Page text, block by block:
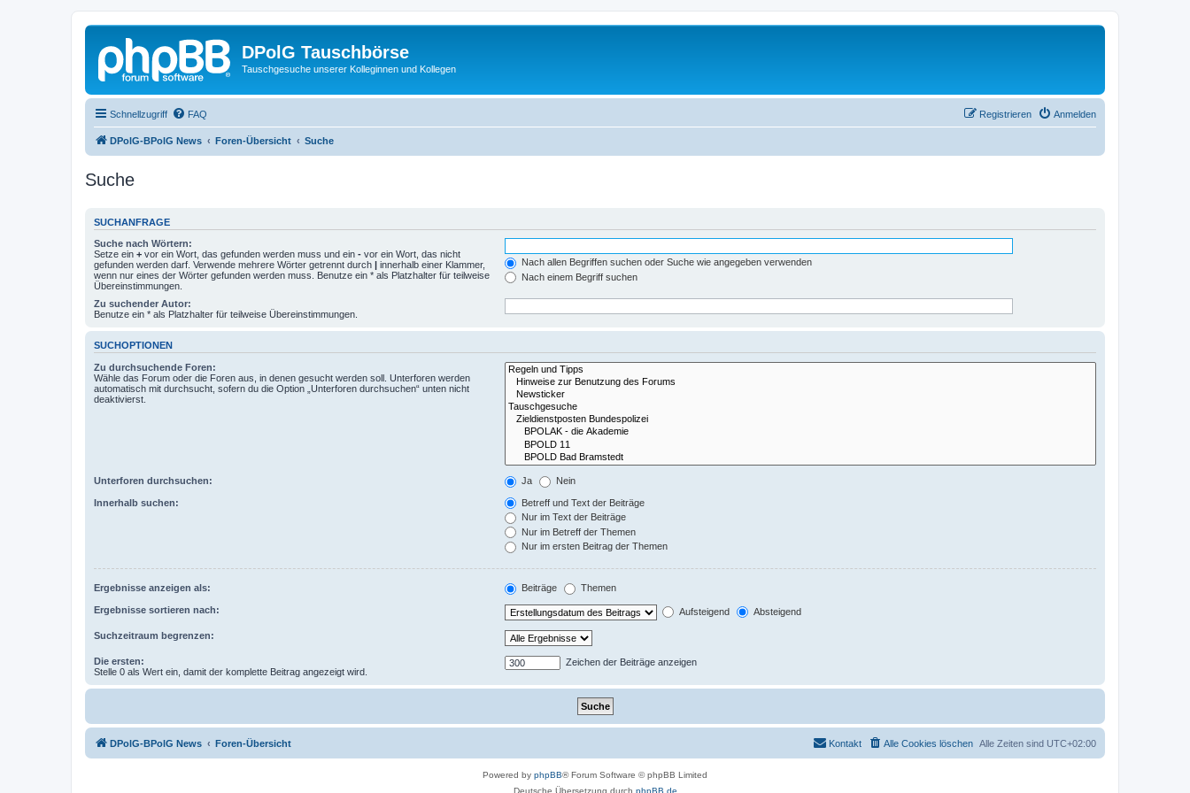
DPolG Tauschbörse
Tauschgesuche unserer Kolleginnen und Kollegen
Schnellzugriff FAQ Anmelden
Registrieren
DPolG-BPolG News Foren-Übersicht Suche
Suche
SUCHANFRAGE
Suche nach Wörtern:
Setze ein + vor ein Wort, das gefunden werden muss und ein - vor ein Wort, das nicht
gefunden werden darf. Verwende mehrere Wörter getrennt durch | innerhalb einer Klammer,
wenn nur eines der Wörter gefunden werden muss. Benutze ein * als Platzhalter für teilweise
Übereinstimmungen.
Nach allen Begriffen suchen oder Suche wie angegeben verwenden
Nach einem Begriff suchen
Zu suchender Autor:
Benutze ein * als Platzhalter für teilweise Übereinstimmungen.
SUCHOPTIONEN
Zu durchsuchende Foren:
Wähle das Forum oder die Foren aus, in denen gesucht werden soll. Unterforen werden
automatisch mit durchsucht, sofern du die Option „Unterforen durchsuchen“ unten nicht
deaktivierst.
Unterforen durchsuchen: Ja Nein
Innerhalb suchen:
Betreff und Text der Beiträge
Nur im Text der Beiträge
Nur im Betreff der Themen
Nur im ersten Beitrag der Themen
Ergebnisse anzeigen als: Beiträge Themen
Ergebnisse sortieren nach: Aufsteigend Absteigend
Suchzeitraum begrenzen:
Die ersten:
Stelle 0 als Wert ein, damit der komplette Beitrag angezeigt wird.
Zeichen der Beiträge anzeigen
DPolG-BPolG News Foren-Übersicht Alle Zeiten sind UTC+02:00
Alle Cookies löschen
Kontakt
Powered by phpBB® Forum Software © phpBB Limited
Deutsche Übersetzung durch phpBB.de